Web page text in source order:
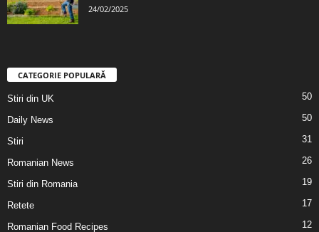
24/02/2025
CATEGORIE POPULARĂ
Stiri din UK 50
Daily News 50
Stiri 31
Romanian News 26
Stiri din Romania 19
Retete 17
Romanian Food Recipes 12